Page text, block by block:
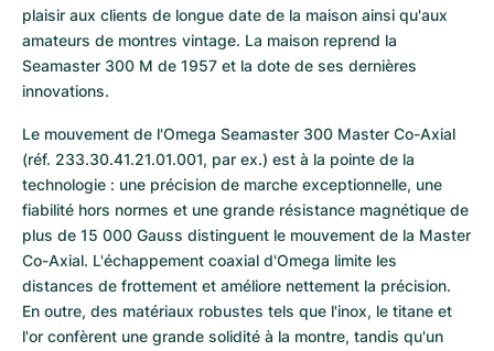
plaisir aux clients de longue date de la maison ainsi qu'aux
amateurs de montres vintage. La maison reprend la
Seamaster 300 M de 1957 et la dote de ses dernières
innovations.
Le mouvement de l'Omega Seamaster 300 Master Co-Axial
(réf. 233.30.41.21.01.001, par ex.) est à la pointe de la
technologie : une précision de marche exceptionnelle, une
fiabilité hors normes et une grande résistance magnétique de
plus de 15 000 Gauss distinguent le mouvement de la Master
Co-Axial. L'échappement coaxial d'Omega limite les
distances de frottement et améliore nettement la précision.
En outre, des matériaux robustes tels que l'inox, le titane et
l'or confèrent une grande solidité à la montre, tandis qu'un